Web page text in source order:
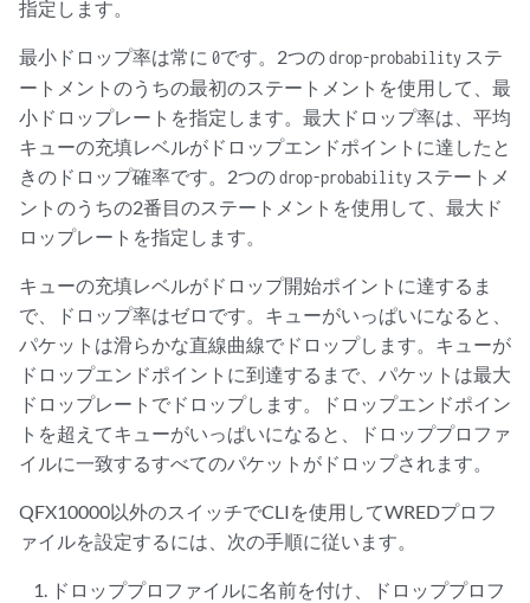
指定します。
最小ドロップ率は常に 0です。2つのdrop-probability ステ
ートメントのうちの最初のステートメントを使用して、最
小ドロップレートを指定します。最大ドロップ率は、平均
キューの充填レベルがドロップエンドポイントに達したと
きのドロップ確率です。2つのdrop-probability ステートメ
ントのうちの2番目のステートメントを使用して、最大ド
ロップレートを指定します。
キューの充填レベルがドロップ開始ポイントに達するま
で、ドロップ率はゼロです。キューがいっぱいになると、
パケットは滑らかな直線曲線でドロップします。キューが
ドロップエンドポイントに到達するまで、パケットは最大
ドロップレートでドロップします。ドロップエンドポイン
トを超えてキューがいっぱいになると、ドロッププロファ
イルに一致するすべてのパケットがドロップされます。
QFX10000以外のスイッチでCLIを使用してWREDプロフ
ァイルを設定するには、次の手順に従います。
ドロッププロファイルに名前を付け、ドロッププロフ